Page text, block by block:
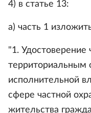
4) в статье 13:
а) часть 1
"1. Удостоверение
территориальным
исполнительной
сфере частной
жительства